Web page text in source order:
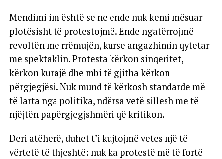
Mendimi im është se ne ende nuk kemi mësuar
plotësisht të protestojmë. Ende ngatërrojmë
revoltën me rrëmujën, kurse angazhimin qytetar
me spektaklin. Protesta kërkon sinqeritet,
kërkon kurajë dhe mbi të gjitha kërkon
përgjegjësi. Nuk mund të kërkosh standarde më
të larta nga politika, ndërsa vetë sillesh me të
njëjtën papërgjegjshmëri që kritikon.
Deri atëherë, duhet t’i kujtojmë vetes një të
vërtetë të thjeshtë: nuk ka protestë më të fortë